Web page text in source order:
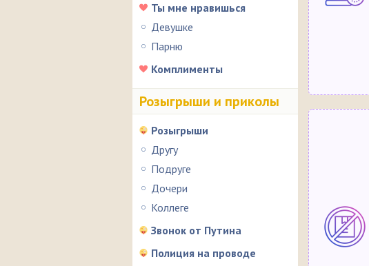
Ты мне нравишься
Девушке
Парню
Комплименты
Розыгрыши и приколы
Розыгрыши
Другу
Подруге
Дочери
Коллеге
Звонок от Путина
Полиция на проводе